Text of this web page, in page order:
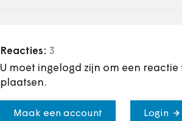
Reacties: 3
U moet ingelogd zijn om een reactie
plaatsen.
Maak een account Login